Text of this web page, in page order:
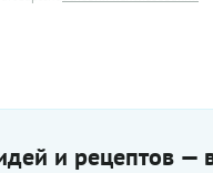
и рецептов —